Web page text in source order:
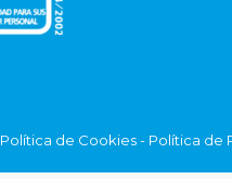
Política de Cookies- Política de